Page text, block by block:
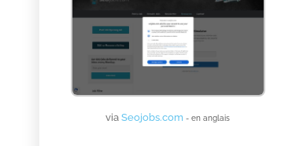
viaSeojobs.com- en anglais